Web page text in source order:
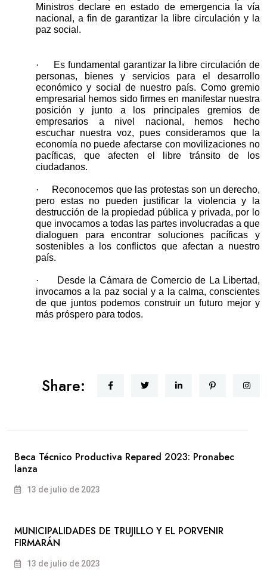
Ministros declare en estado de emergencia la vía
nacional, a fin de garantizar la libre circulación y la
paz social.
·
Es fundamental garantizar la libre circulación de
personas, bienes y servicios para el desarrollo
económico y social de nuestro país. Como gremio
empresarial hemos sido firmes en manifestar nuestra
posición y junto a los principales gremios de
empresarios a nivel nacional, hemos hecho
escuchar nuestra voz, pues consideramos que la
economía no puede afectarse con movilizaciones no
pacíficas, que afecten el libre tránsito de los
ciudadanos.
·
Reconocemos que las protestas son un derecho,
pero estas no pueden justificar la violencia y la
destrucción de la propiedad pública y privada, por lo
que invocamos a todas las partes involucradas a que
dialoguen para encontrar soluciones pacíficas y
sostenibles a los conflictos que afectan a nuestro
país.
·
Desde la Cámara de Comercio de La Libertad,
invocamos a la paz social y a la calma, conscientes
de que juntos podemos construir un futuro mejor y
más próspero para todos.
Share:
Beca Técnico Productiva Repared 2023: Pronabec
lanza
13 de julio de 2023
MUNICIPALIDADES DE TRUJILLO Y EL PORVENIR
FIRMARÁN
13 de julio de 2023